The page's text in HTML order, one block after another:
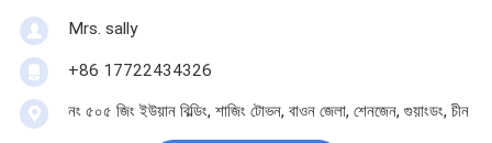
Mrs. sally
+86 17722434326
নং ৫০৫ জিং ইউয়ান বিল্ডিং, শাজিং টোভন, বাওন জেলা, শেনজেন, গুয়াংডং, চীন